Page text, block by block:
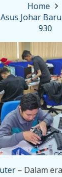
Home
Johar
930
– Dalam